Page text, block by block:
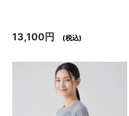
13,100円 (税込)